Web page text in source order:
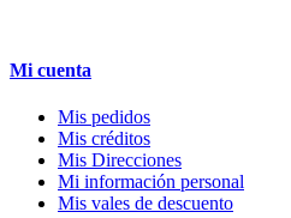
Mi cuenta
Mis pedidos
Mis créditos
Mis Direcciones
Mi información personal
Mis vales de descuento